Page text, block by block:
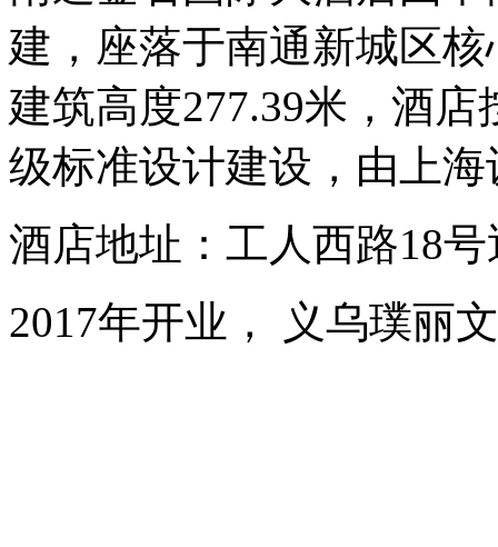
建，座落于南通新城区
建筑高度277.39米，酒
级标准设计建设，由上
酒店地址：工人西路18
2017年开业， 义乌璞